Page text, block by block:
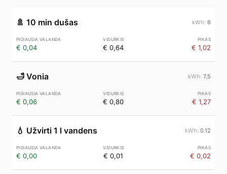
🚿 10 min dušas 6
€ 0,04 € 0,64 € 1,02
🛁 Vonia 7.5
€ 0,06 € 0,80 € 1,27
💧 Užvirti 1 l vandens 0.12
€ 0,00 € 0,01 € 0,02